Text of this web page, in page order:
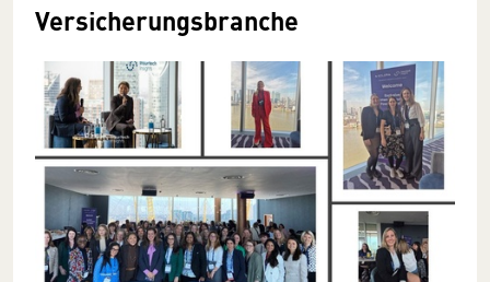
Versicherungsbranche